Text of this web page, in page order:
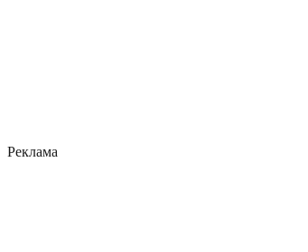
Реклама